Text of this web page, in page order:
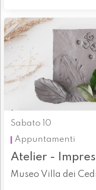
Sabato 10
Appuntamenti
Atelier -
Museo Villa dei